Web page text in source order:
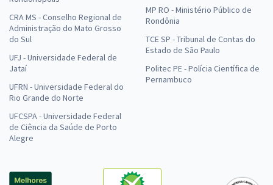
CRA MS - Conselho Regional de
Administração do Mato Grosso
do Sul
UFJ - Universidade Federal de
Jataí
UFRN - Universidade Federal do
Rio Grande do Norte
UFCSPA - Universidade Federal
de Ciência da Saúde de Porto
Alegre
MP RO - Ministério Público de
Rondônia
TCE SP - Tribunal de Contas do
Estado de São Paulo
Politec PE - Polícia Científica de
Pernambuco